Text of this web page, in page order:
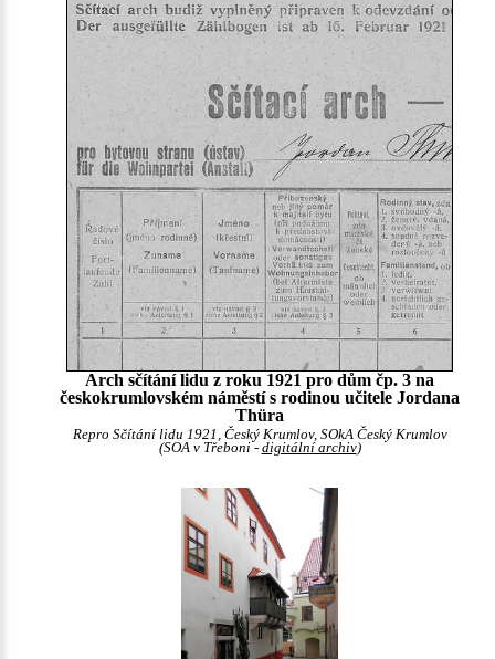
Arch sčítání lidu z roku 1921 pro dům čp. 3 na
českokrumlovském náměstí s rodinou učitele Jordana
Thüra
Repro Sčítání lidu 1921, Český Krumlov, SOkA Český Krumlov
(SOA v Třeboni - digitální archiv)